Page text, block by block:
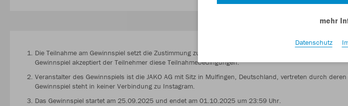
Die Teilnahme am Gewinnspiel setzt die Zustimmung zu den Teilnahmebedingungen voraus. Mit der
Gewinnspiel akzeptiert der Teilnehmer diese Teilnahmebedingungen.
Veranstalter des Gewinnspiels ist die JAKO AG mit Sitz in Mulfingen, Deutschland, vertreten durch
Gewinnspiel steht in keiner Verbindung zu Instagram.
Das Gewinnspiel startet am 25.09.2025 und endet am 01.10.2025 um 23:59 Uhr.
mehr
Datenschutz